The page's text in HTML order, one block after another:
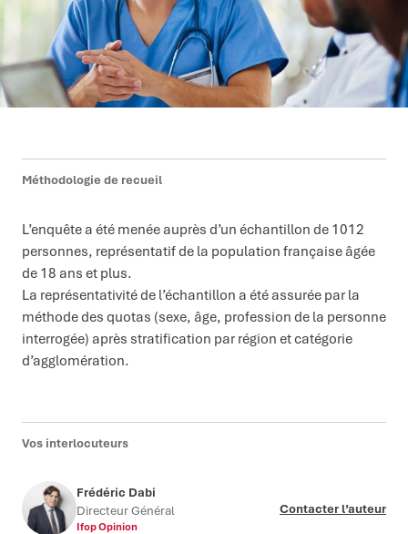
Méthodologie de recueil
L’enquête a été menée auprès d’un échantillon de 1012
personnes, représentatif de la population française âgée
de 18 ans et plus.
La représentativité de l’échantillon a été assurée par la
méthode des quotas (sexe, âge, profession de la personne
interrogée) après stratification par région et catégorie
d’agglomération.
Vos interlocuteurs
Frédéric Dabi
Directeur Général
Ifop Opinion
Contacter l’auteur